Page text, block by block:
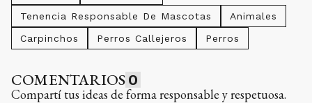
Tenencia Responsable De Mascotas
Animales
Carpinchos
Perros Callejeros Perros
COMENTARIOS 0
Compartí tus ideas de forma responsable y respetuosa.